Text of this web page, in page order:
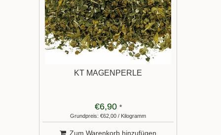
KT MAGENPERLE
€6,90 *
Grundpreis: €62,00 / Kilogramm
Zum Warenkorb hinzufügen